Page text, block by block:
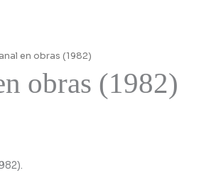
en obras (1982)
obras (1982)